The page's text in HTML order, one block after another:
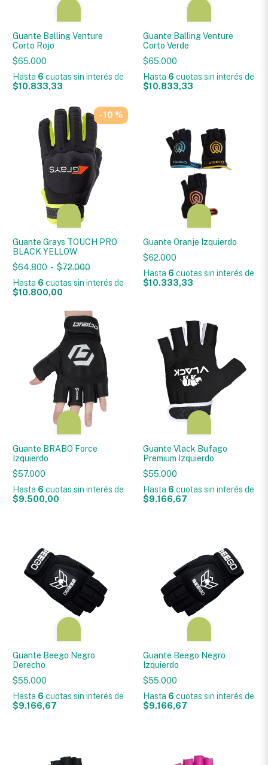
Guante Balling Venture
Corto Rojo
$65.000
Hasta 6 cuotas sin interésde
$10.833,33
Guante Balling Venture
Corto Verde
$65.000
Hasta 6 cuotas sin interés de
$10.833,33
- 10 %
Guante Grays TOUCH PRO
BLACK YELLOW
$64.800 - $72.000
Hasta 6 cuotas sin interésde
$10.800,00
Guante Oranje Izquierdo
$62.000
Hasta 6 cuotas sin interés de
$10.333,33
Guante BRABO Force
Izquierdo
$57.000
Hasta 6 cuotas sin interésde
$9.500,00
Guante Vlack Bufago
Premium Izquierdo
$55.000
Hasta 6 cuotas sin interés de
$9.166,67
Guante Beego Negro
Derecho
$55.000
Hasta 6 cuotas sin interésde
$9.166,67
Guante Beego Negro
Izquierdo
$55.000
Hasta 6 cuotas sin interés de
$9.166,67